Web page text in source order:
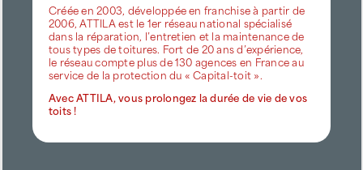
Créée en 2003, développée en franchise à partir de
2006, ATTILA est le 1er réseau national spécialisé
dans la réparation, l’entretien et la maintenance de
tous types de toitures. Fort de 20 ans d’expérience,
le réseau compte plus de 130 agences en France au
service de la protection du « Capital-toit ».
Avec ATTILA, vous prolongez la durée de vie de vos
toits !